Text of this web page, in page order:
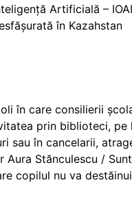
Artificială –
în Kazahstan
în care consilierii
prin biblioteci, pe
sau în cancelarii,
Aura Stănculescu /
copilul nu va